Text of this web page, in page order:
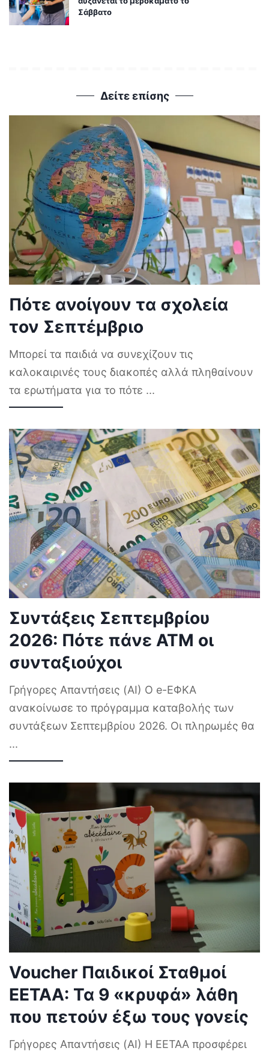
Σάββατο
Δείτε επίσης
Πότε ανοίγουν τα σχολεία
τον Σεπτέμβριο
Μπορεί τα παιδιά να συνεχίζουν τις
καλοκαιρινές τους διακοπές αλλά πληθαίνουν
τα ερωτήματα για το πότε ...
Συντάξεις Σεπτεμβρίου
2026: Πότε πάνε ΑΤΜ οι
συνταξιούχοι
Γρήγορες Απαντήσεις (AI) Ο e-ΕΦΚΑ
ανακοίνωσε το πρόγραμμα καταβολής των
συντάξεων Σεπτεμβρίου 2026. Οι πληρωμές θα
...
Voucher Παιδικοί Σταθμοί
ΕΕΤΑΑ: Τα 9 «κρυφά» λάθη
που πετούν έξω τους γονείς
Γρήγορες Απαντήσεις (AI) Η ΕΕΤΑΑ προσφέρει